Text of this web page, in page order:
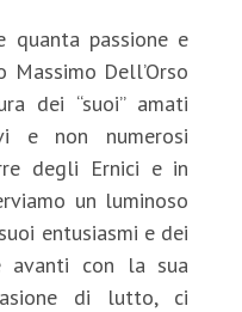
quanta passione e
Dell’Orso
dei “suoi” amati
e non numerosi
degli Ernici e in
un luminoso
entusiasmi e dei
avanti con la sua
di lutto, ci